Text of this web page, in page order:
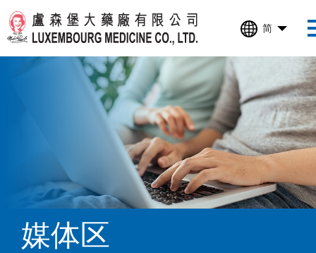
简
媒体区